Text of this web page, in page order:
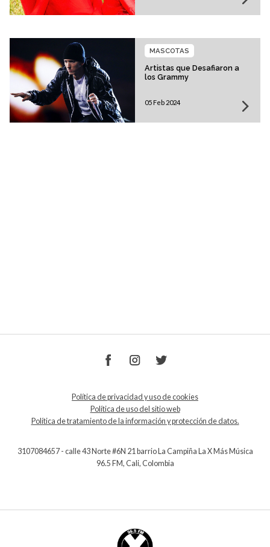
Artistas que Desafiaron a
los Grammy
MASCOTAS
05 Feb 2024
Política de privacidad y uso de cookies
Política de uso del sitio web
Política de tratamiento de la información y protección de datos.
3107084657 - calle 43 Norte #6N 21 barrio La Campiña La X Más Música
96.5 FM, Cali, Colombia